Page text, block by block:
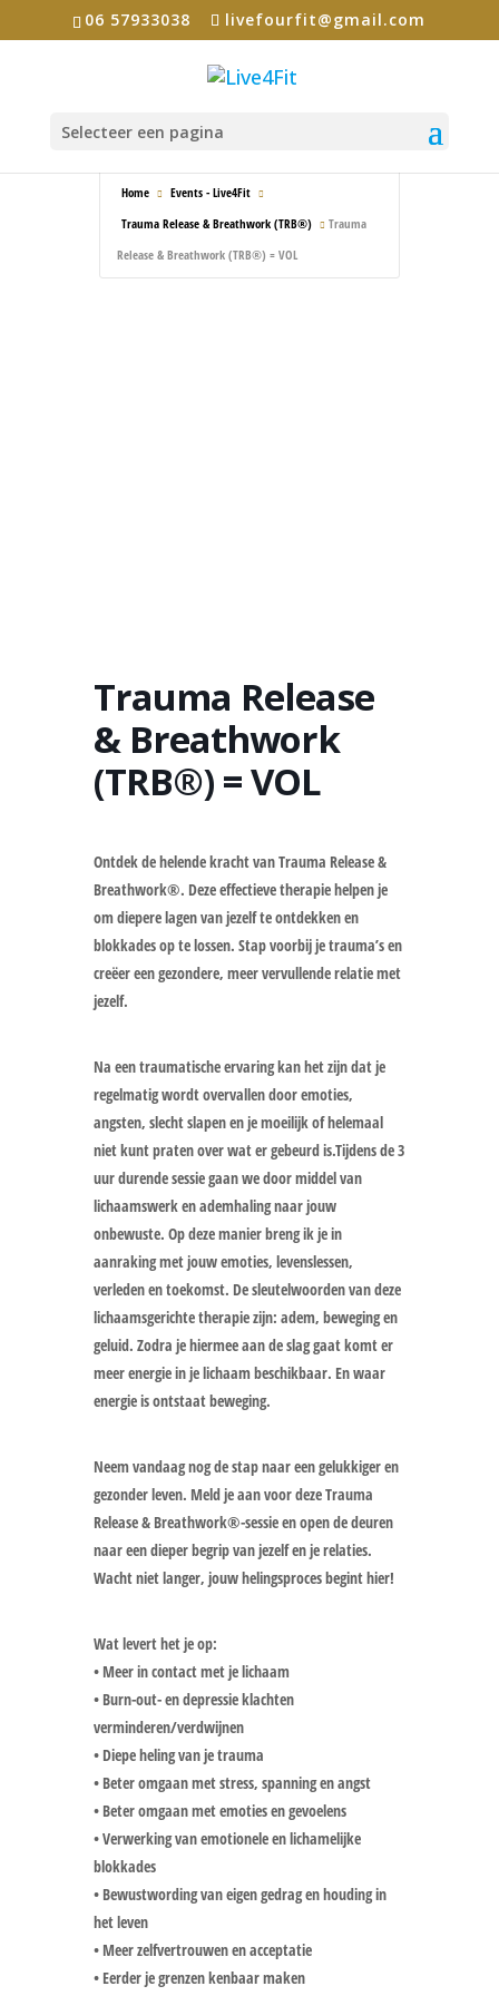
06 57933038 livefourfit@gmail.com
Selecteer een pagina
Home
Events - Live4Fit
Trauma Release & Breathwork (TRB®)
Trauma
Release & Breathwork (TRB®) = VOL
Trauma Release
& Breathwork
(TRB®) = VOL
Ontdek de helende kracht van Trauma Release &
Breathwork®. Deze effectieve therapie helpen je
om diepere lagen van jezelf te ontdekken en
blokkades op te lossen. Stap voorbij je trauma’s en
creëer een gezondere, meer vervullende relatie met
jezelf.
Na een traumatische ervaring kan het zijn dat je
regelmatig wordt overvallen door emoties,
angsten, slecht slapen en je moeilijk of helemaal
niet kunt praten over wat er gebeurd is.Tijdens de 3
uur durende sessie gaan we door middel van
lichaamswerk en ademhaling naar jouw
onbewuste. Op deze manier breng ik je in
aanraking met jouw emoties, levenslessen,
verleden en toekomst. De sleutelwoorden van deze
lichaamsgerichte therapie zijn: adem, beweging en
geluid. Zodra je hiermee aan de slag gaat komt er
meer energie in je lichaam beschikbaar. En waar
energie is ontstaat beweging.
Neem vandaag nog de stap naar een gelukkiger en
gezonder leven. Meld je aan voor deze Trauma
Release & Breathwork®-sessie en open de deuren
naar een dieper begrip van jezelf en je relaties.
Wacht niet langer, jouw helingsproces begint hier!
Wat levert het je op:
• Meer in contact met je lichaam
• Burn-out- en depressie klachten
verminderen/verdwijnen
• Diepe heling van je trauma
• Beter omgaan met stress, spanning en angst
• Beter omgaan met emoties en gevoelens
• Verwerking van emotionele en lichamelijke
blokkades
• Bewustwording van eigen gedrag en houding in
het leven
• Meer zelfvertrouwen en acceptatie
• Eerder je grenzen kenbaar maken